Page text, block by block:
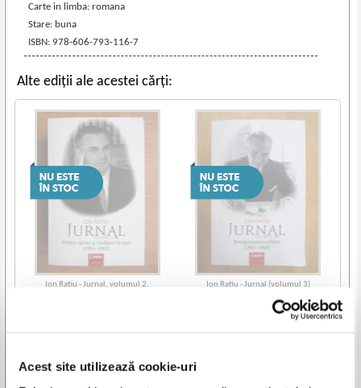
Acest site utilizează cookie-uri
Carte in limba: romana
Stare: buna
ISBN: 978-606-793-116-7
Alte ediții ale acestei cărți:
Ion Ratiu - Jurnal, volumul 2.
Ion Ratiu - Jurnal (volumul 3)